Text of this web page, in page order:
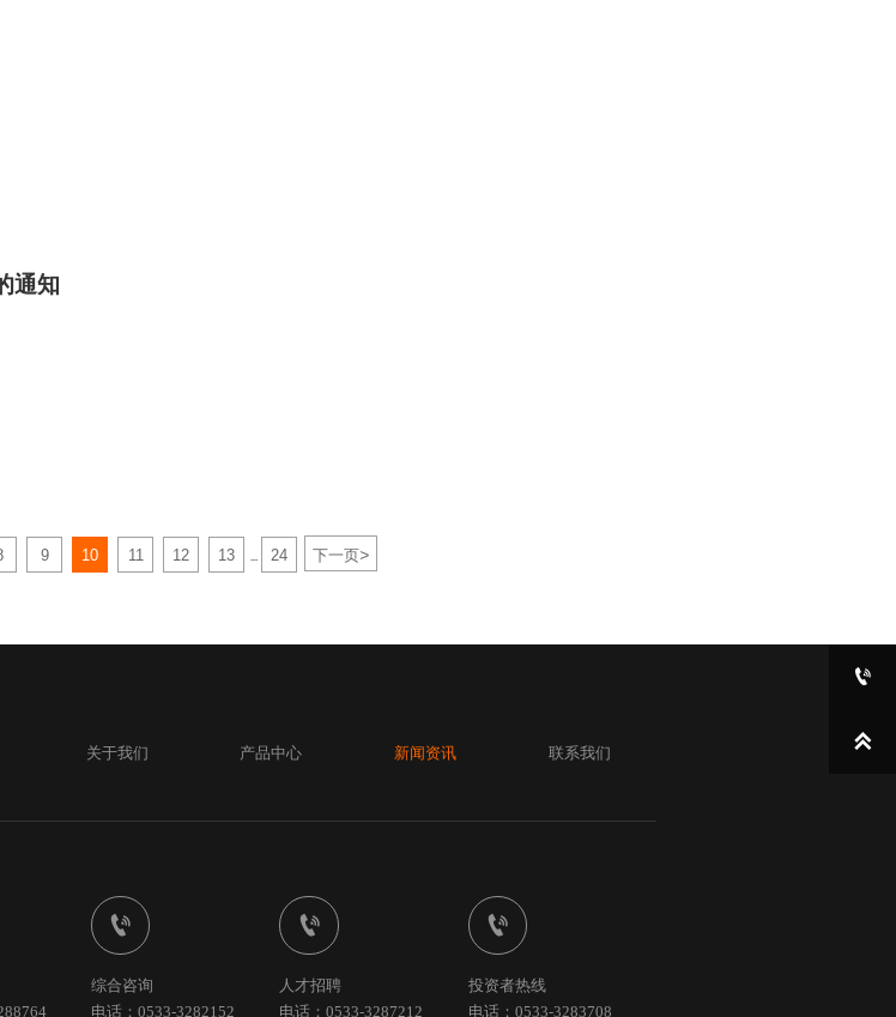
通知
9 10 11 12 13 24 下一页>
关于我们 产品中心 新闻资讯 联系我们

综合咨询
电话：0533-3282152

人才招聘
电话：0533-3287212

投资者热线
电话：0533-3283708

